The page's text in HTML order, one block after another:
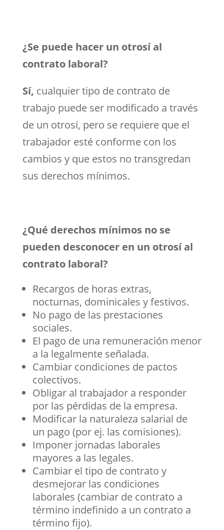
¿Se puede hacer un otrosí al
contrato laboral?
Sí, cualquier tipo de contrato de
trabajo puede ser modificado a través
de un otrosí, pero se requiere que el
trabajador esté conforme con los
cambios y que estos no transgredan
sus derechos mínimos.
¿Qué derechos mínimos no se
pueden desconocer en un otrosí al
contrato laboral?
Recargos de horas extras,
nocturnas, dominicales y festivos.
No pago de las prestaciones
sociales.
El pago de una remuneración menor
a la legalmente señalada.
Cambiar condiciones de pactos
colectivos.
Obligar al trabajador a responder
por las pérdidas de la empresa.
Modificar la naturaleza salarial de
un pago (por ej. las comisiones).
Imponer jornadas laborales
mayores a las legales.
Cambiar el tipo de contrato y
desmejorar las condiciones
laborales (cambiar de contrato a
término indefinido a un contrato a
término fijo).